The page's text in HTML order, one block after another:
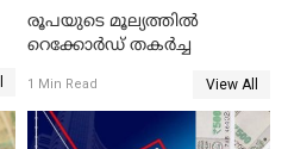
രൂപയുടെ മൂല്യത്തില്‍
റെക്കോര്‍ഡ് തകര്‍ച്ച
1 Min Read View All